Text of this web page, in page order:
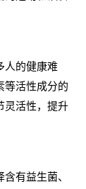
人的健康难
等活性成分的
灵活性，提升
有益生菌、